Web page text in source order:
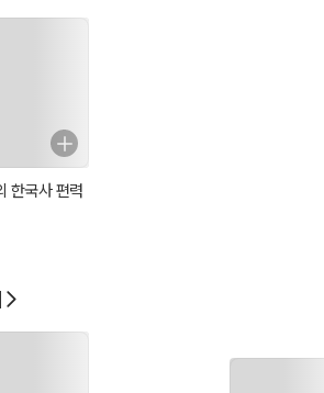
그러면서 처음에는 모든 것이 낯설고 두려웠던
는 면담을 통해 주아가 왜 남편에게 그런 행동
다. 그렇지만 남편인 재빈이 면회를 와서 고
까지 휘둘렀던 주아와 함께 살 수 없다며 이혼
하지만 이혼 후 살아가는 것이 막연한 주아는
. 주아는 그런 고박사가 한없이 고맙지만 한
한국사 편력